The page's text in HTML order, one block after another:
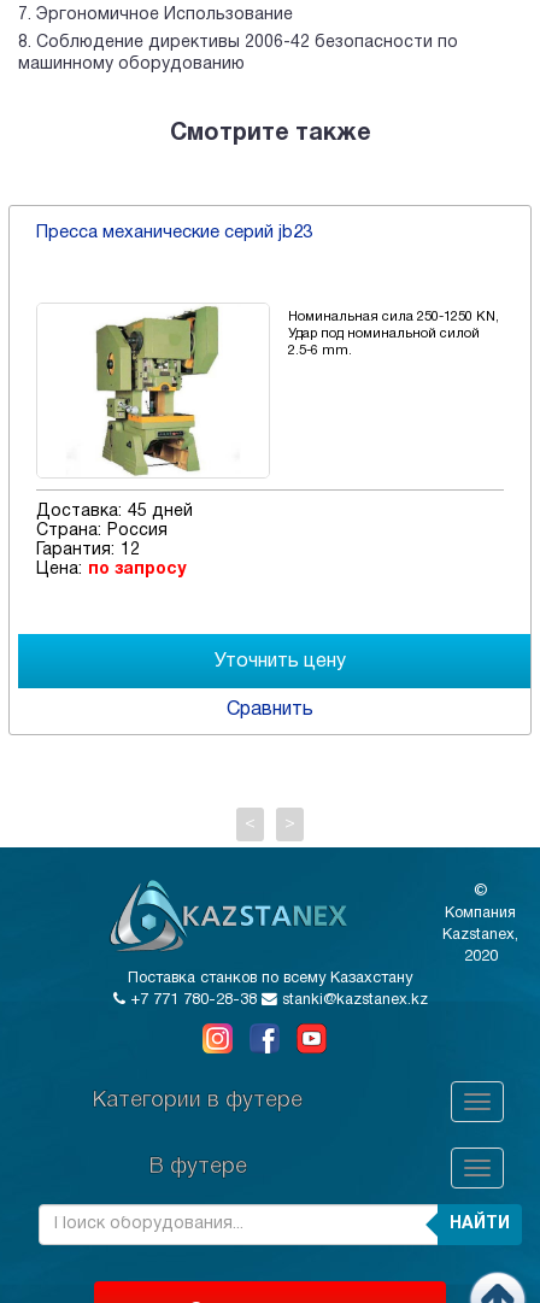
Эргономичное Использование
Соблюдение директивы 2006-42 безопасности по
машинному оборудованию
Смотрите также
Пресса механические серий jb23
Номинальная сила 250-1250 KN,
Удар под номинальной силой
2.5-6 mm.
Доставка: 45 дней
Страна:
Россия
Гарантия:
12
Цена:
по запросу
Сравнить
< >
©
Компания
Kazstanex,
2020
Поставка станков по всему Казахстану
+7 771 780-28-38
stanki@kazstanex.kz
Категории в футере
В футере
НАЙТИ